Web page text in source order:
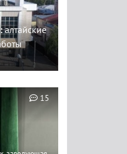
алтайские
15